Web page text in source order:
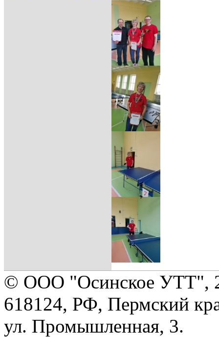
© ООО "Осинское УТТ",
618124, РФ, Пермский
ул. Промышленная, 3.